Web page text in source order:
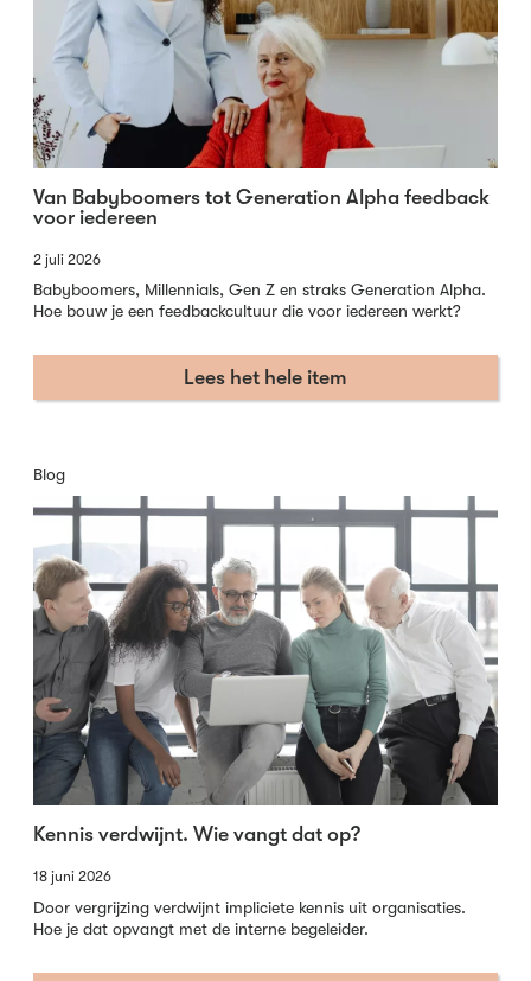
Van Babyboomers tot Generation Alpha feedback
voor iedereen
2 juli 2026
Babyboomers, Millennials, Gen Z en straks Generation Alpha.
Hoe bouw je een feedbackcultuur die voor iedereen werkt?
Lees het hele item
Blog
Kennis verdwijnt. Wie vangt dat op?
18 juni 2026
Door vergrijzing verdwijnt impliciete kennis uit organisaties.
Hoe je dat opvangt met de interne begeleider.